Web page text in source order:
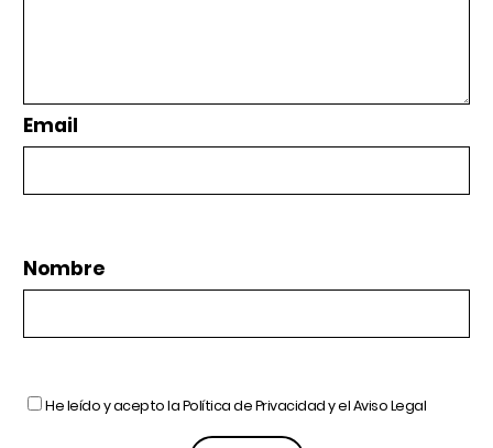
Email
Nombre
He leído y acepto laPolítica de Privacidady elAviso Legal